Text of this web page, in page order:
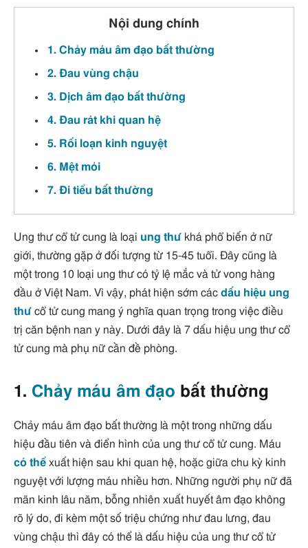
Nội dung chính
1. Chảy máu âm đạo bất thường
2. Đau vùng chậu
3. Dịch âm đạo bất thường
4. Đau rát khi quan hệ
5. Rối loạn kinh nguyệt
6. Mệt mỏi
7. Đi tiểu bất thường
Ung thư cổ tử cung là loại ung thư khá phổ biến ở nữ
giới, thường gặp ở đối tượng từ 15-45 tuổi. Đây cũng là
một trong 10 loại ung thư có tỷ lệ mắc và tử vong hàng
đầu ở Việt Nam. Vì vậy, phát hiện sớm các dấu hiệu ung
thư cổ tử cung mang ý nghĩa quan trọng trong việc điều
trị căn bệnh nan y này. Dưới đây là 7 dấu hiệu ung thư cổ
tử cung mà phụ nữ cần đề phòng.
1. Chảy máu âm đạo bất thường
Chảy máu âm đạo bất thường là một trong những dấu
hiệu đầu tiên và điển hình của ung thư cổ tử cung. Máu
có thể xuất hiện sau khi quan hệ, hoặc giữa chu kỳ kinh
nguyệt với lượng máu nhiều hơn. Những người phụ nữ đã
mãn kinh lâu năm, bỗng nhiên xuất huyết âm đạo không
rõ lý do, đi kèm một số triệu chứng như đau lưng, đau
vùng chậu thì đây có thể là dấu hiệu của ung thư cổ tử